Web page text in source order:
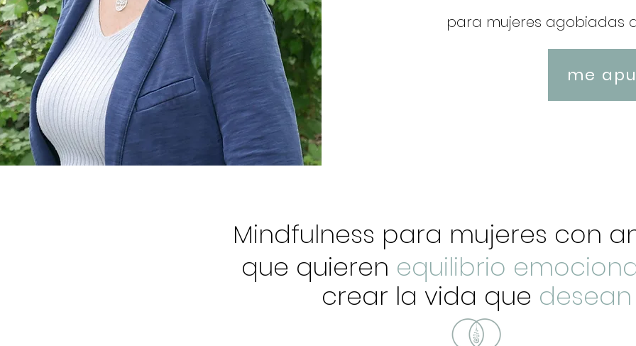
para mujeres agobiadas
me
Mindfulness para mujeres con
que quieren equilibrio
crear la vida que desean